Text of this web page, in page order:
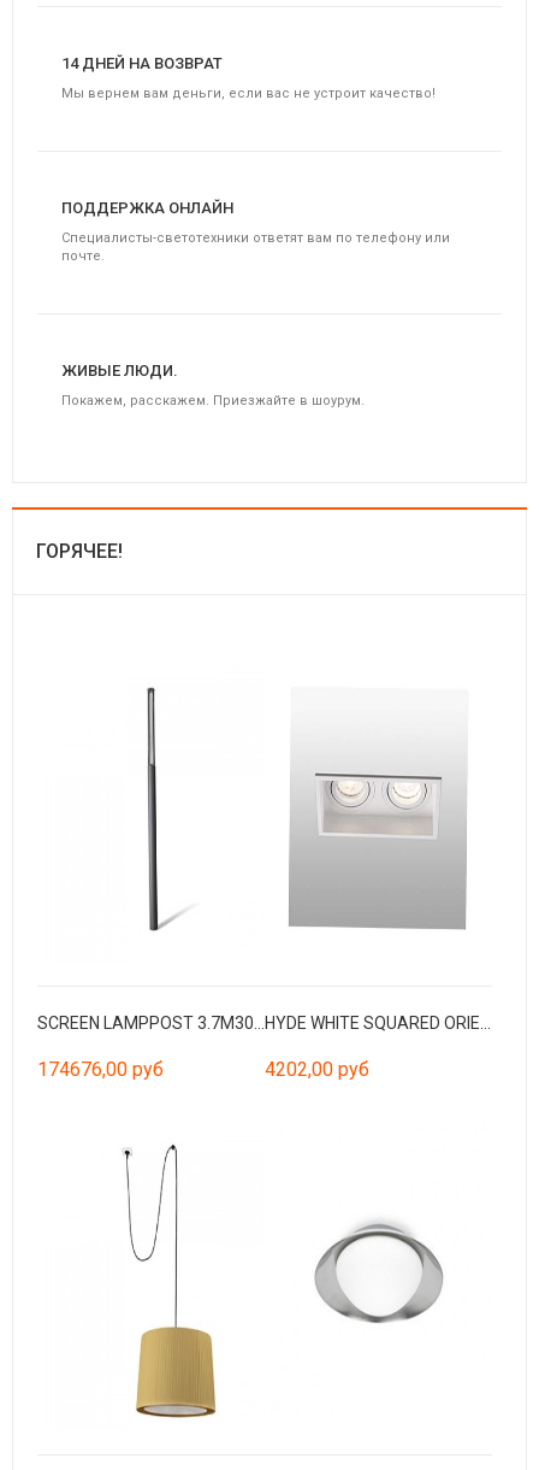
14 ДНЕЙ НА ВОЗВРАТ
Мы вернем вам деньги, если вас не устроит качество!
ПОДДЕРЖКА ОНЛАЙН
Специалисты-светотехники ответят вам по телефону или
почте.
ЖИВЫЕ ЛЮДИ.
Покажем, расскажем. Приезжайте в шоурум.
ГОРЯЧЕЕ!
174676,00 руб 4202,00 руб